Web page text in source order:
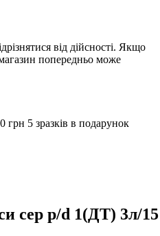
від дійсності. Якщо
попередньо може
грн 5 зразків в подарунок
сер p/d 1(ДТ) 3л/15